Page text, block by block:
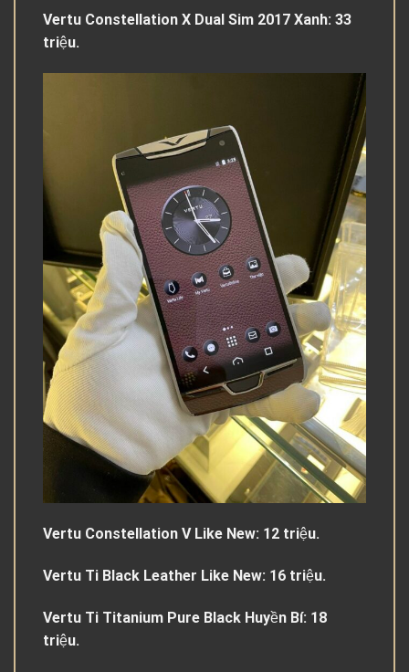
Vertu Constellation X Dual Sim 2017 Xanh: 33
triệu.
Vertu Constellation V Like New: 12 triệu.
Vertu Ti Black Leather Like New: 16 triệu.
Vertu Ti Titanium Pure Black Huyền Bí: 18
triệu.